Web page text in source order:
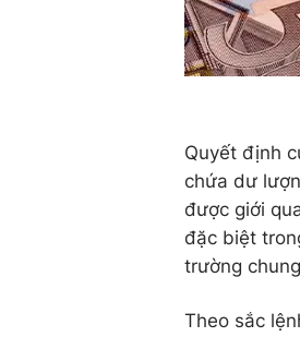
Quyết định
chứa dư
được giới
đặc biệt
trường
Theo sắc